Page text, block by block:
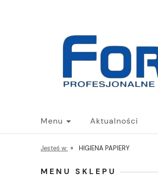
Menu Aktualności
Jesteś w: » HIGIENA PAPIERY
MENU SKLEPU